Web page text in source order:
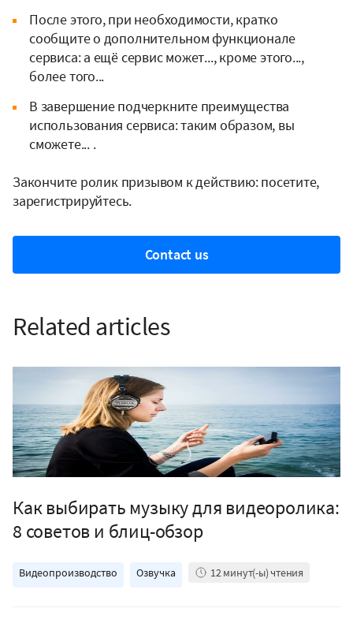
После этого, при необходимости, кратко
сообщите о дополнительном функционале
сервиса: а ещё сервис может..., кроме этого...,
более того...
В завершение подчеркните преимущества
использования сервиса: таким образом, вы
сможете... .
Закончите ролик призывом к действию: посетите,
зарегистрируйтесь.
Contact us
Related articles
Как выбирать музыку для видеоролика:
8 советов и блиц-обзор
Видеопроизводство Озвучка 12минут(-ы) чтения